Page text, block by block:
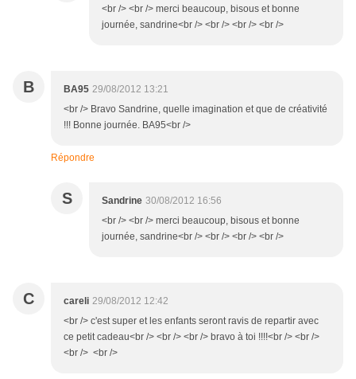
<br /> <br /> merci beaucoup, bisous et bonne
journée, sandrine<br /> <br /> <br /> <br />
B BA95 29/08/2012 13:21
<br /> Bravo Sandrine, quelle imagination et que de créativité
!!! Bonne journée. BA95<br />
Répondre
S Sandrine 30/08/2012 16:56
<br /> <br /> merci beaucoup, bisous et bonne
journée, sandrine<br /> <br /> <br /> <br />
C careli 29/08/2012 12:42
<br /> c'est super et les enfants seront ravis de repartir avec
ce petit cadeau<br /> <br /> <br /> bravo à toi !!!!<br /> <br />
<br /> <br />